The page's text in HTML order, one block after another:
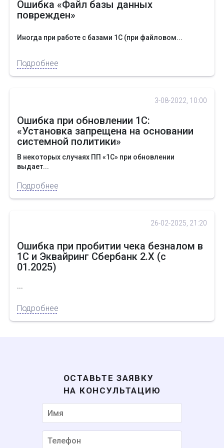
Ошибка «Файл базы данных
поврежден»
Иногда при работе с базами 1С (при файловом...
Подробнее
3-08-2022, 10:00
Ошибка при обновлении 1С:
«Установка запрещена на основании
системной политики»
В некоторых случаях ПП «1С» при обновлении
выдает...
Подробнее
26-02-2025, 21:20
Ошибка при пробитии чека безналом в
1С и Эквайринг Сбербанк 2.Х (с
01.2025)
...
Подробнее
ОСТАВЬТЕ ЗАЯВКУ
НА КОНСУЛЬТАЦИЮ
Некорректный номер